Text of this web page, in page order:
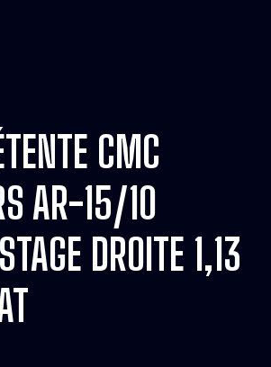
CMC
AR-15/10
DROITE 1,13